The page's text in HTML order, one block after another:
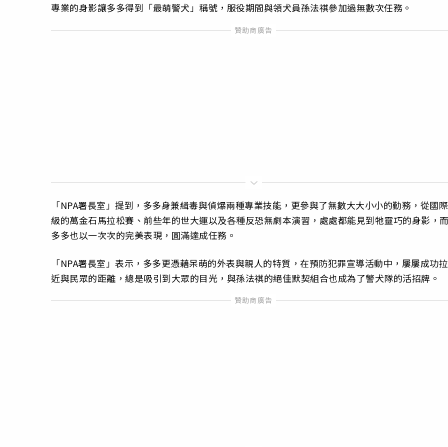
專業的身影讓多多得到「最萌警犬」稱號，服役期間與領犬員孫法祺參加過無數次任務。
「NPA署長室」提到，多多身兼緝毒與偵爆兩種專業技能，更參與了無數大大小小的勤務，從國際
級的萬金石馬拉松賽、前些年的世大運以及各種反恐無劇本演習，處處都能見到牠靈巧的身影，
多多也以一次次的完美表現，圓滿達成任務。
「NPA署長室」表示，多多更憑藉呆萌的外表與親人的特質，在預防犯罪宣導活動中，屢屢成功拉
近與民眾的距離，總是吸引到大眾的目光，與孫法祺的絕佳默契組合也成為了警犬隊的活招牌。